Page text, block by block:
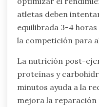
función cognitiva.
mejorando el
investigación indica
consumen comidas
informan una mejor
reducción del estrés.
estratégico de los